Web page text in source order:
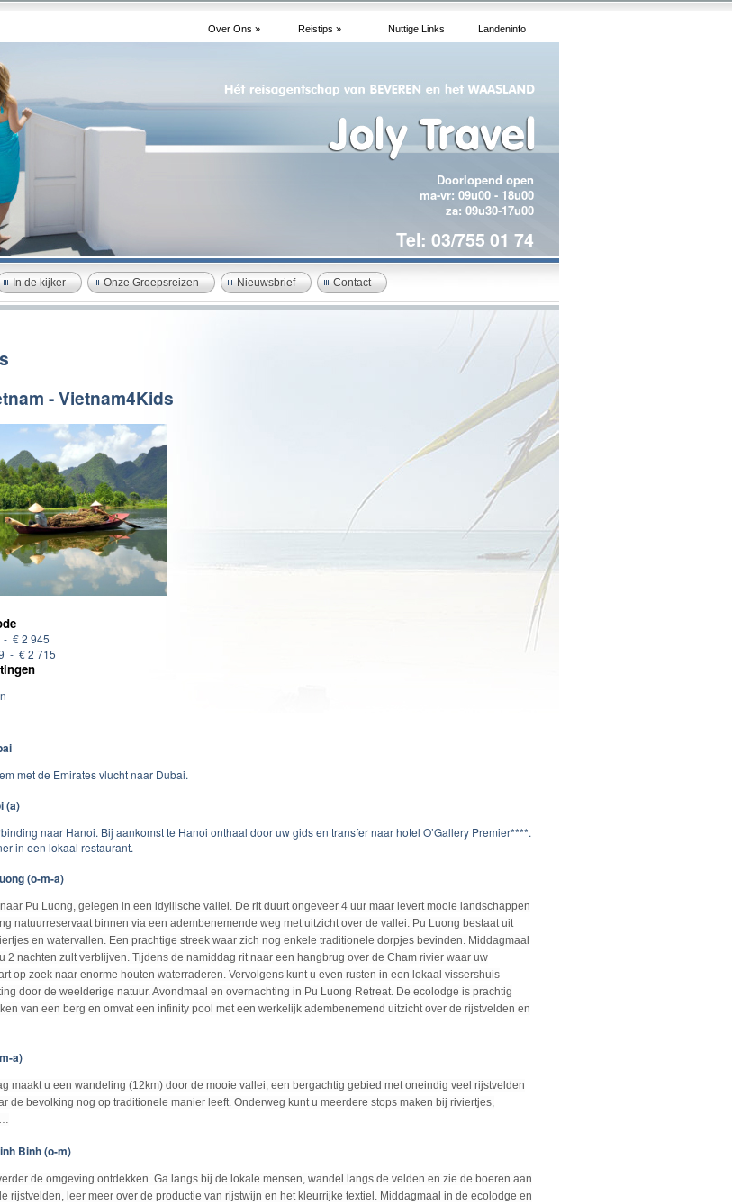
Over Ons » Reistips » Nuttige Links Landeninfo
Doorlopend open
ma-vr: 09u00 - 18u00
za: 09u30-17u00
Tel: 03/755 01 74
In de kijker Onze Groepsreizen Nieuwsbrief Contact
- Vietnam4Kids
- € 2 945
- € 2 715
met de Emirates vlucht naar Dubai.
(a)
naar Hanoi. Bij aankomst te Hanoi onthaal door uw gids en transfer naar hotel O’Gallery Premier****.
in een lokaal restaurant.
(o-m-a)
Pu Luong, gelegen in een idyllische vallei. De rit duurt ongeveer 4 uur maar levert mooie landschappen
natuurreservaat binnen via een adembenemende weg met uitzicht over de vallei. Pu Luong bestaat uit
en watervallen. Een prachtige streek waar zich nog enkele traditionele dorpjes bevinden. Middagmaal
2 nachten zult verblijven. Tijdens de namiddag rit naar een hangbrug over de Cham rivier waar uw
op zoek naar enorme houten waterraderen. Vervolgens kunt u even rusten in een lokaal vissershuis
door de weelderige natuur. Avondmaal en overnachting in Pu Luong Retreat. De ecolodge is prachtig
van een berg en omvat een infinity pool met een werkelijk adembenemend uitzicht over de rijstvelden en
a)
maakt u een wandeling (12km) door de mooie vallei, een bergachtig gebied met oneindig veel rijstvelden
de bevolking nog op traditionele manier leeft. Onderweg kunt u meerdere stops maken bij riviertjes,
Binh (o-m)
de omgeving ontdekken. Ga langs bij de lokale mensen, wandel langs de velden en zie de boeren aan
rijstvelden, leer meer over de productie van rijstwijn en het kleurrijke textiel. Middagmaal in de ecolodge en